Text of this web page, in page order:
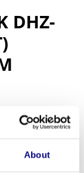
About
DHZ-
uitvoering